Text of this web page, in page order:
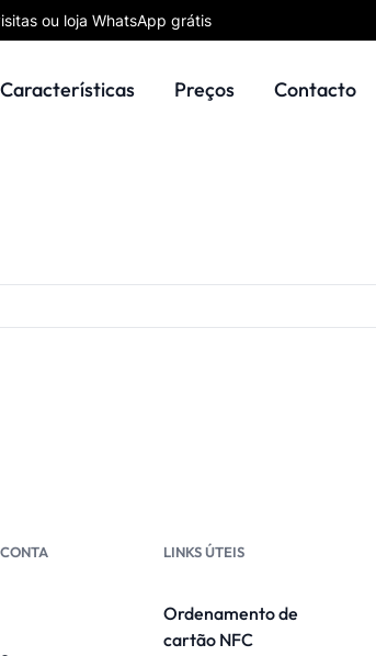
ou loja WhatsApp grátis
Características Preços Contacto
LINKS ÚTEIS
Ordenamento de
cartão NFC